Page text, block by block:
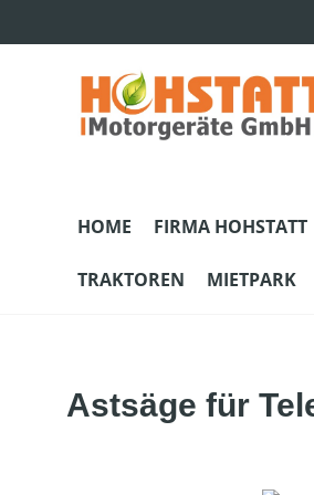
HOME FIRMA HOHSTATT
TRAKTOREN MIETPARK
Astsäge für